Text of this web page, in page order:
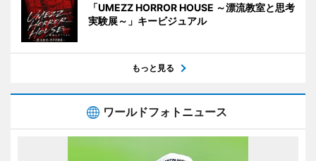
「UMEZZ HORROR HOUSE ～漂流教室と思考
実験展～」キービジュアル
もっと見る
ワールドフォトニュース